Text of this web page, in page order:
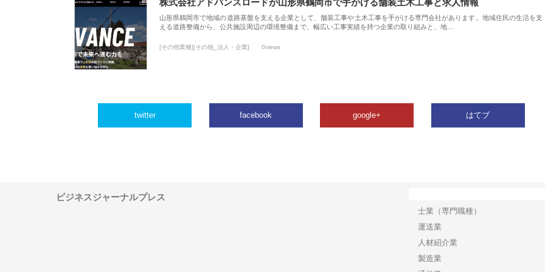
株式会社アドバンスロードが山形県鶴岡市で手がける舗装土木工事と求人情報
山形県鶴岡市で地域の道路基盤を支える企業として、舗装工事や土木工事を手がける専門会社があります。地域住民の生活を支
える道路整備から、公共施設周辺の環境整備まで、幅広い工事実績を持つ企業の取り組みと、地…
[その他業種][その他_法人・企業] 0views
twitter facebook google+ はてブ
ビジネスジャーナルプレス
士業（専門職種）
運送業
人材紹介業
製造業